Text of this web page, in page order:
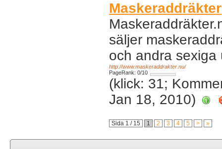
Maskeraddräkter
säljer
och andra sexiga
http://www.maskeraddrakter.nu/
PageRank: 0/10
(klick: 31;
Jan 18, 2010)
Sida 1 / 15 1 2 3 4 5 > »